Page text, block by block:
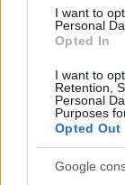
I want to
Personal
Opted In
I want to
Retention,
Personal
Purposes
Opted Out
Google